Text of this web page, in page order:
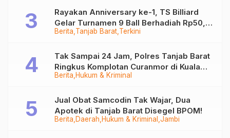
Berita Tanjab Barat Terkini
Rayakan Anniversary ke-1, TS Billiard
Gelar Turnamen 9 Ball Berhadiah Rp50,8
Juta
Berita Hukum & Kriminal
Tak Sampai 24 Jam, Polres Tanjab Barat
Ringkus Komplotan Curanmor di Kuala
Tungkal
Berita Daerah Hukum & Kriminal Jambi
Jual Obat Samcodin Tak Wajar, Dua
Apotek di Tanjab Barat Disegel BPOM!